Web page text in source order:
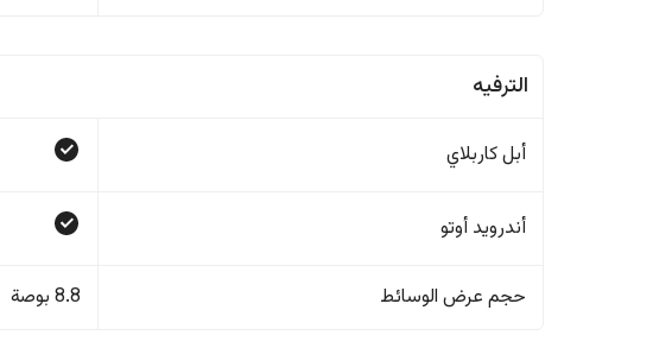
الترفيه
أبل كاربلاي
أندرويد أوتو
حجم عرض الوسائط 8.8 بوصة